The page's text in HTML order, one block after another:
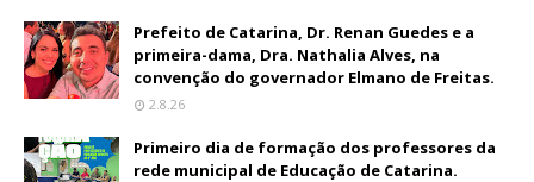
Prefeito de Catarina, Dr. Renan Guedes e a
primeira-dama, Dra. Nathalia Alves, na
convenção do governador Elmano de Freitas.
2.8.26
Primeiro dia de formação dos professores da
rede municipal de Educação de Catarina.